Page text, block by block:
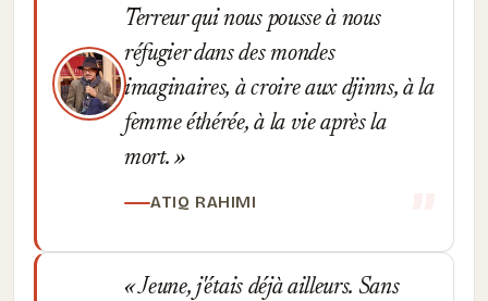
Terreur qui nous pousse à nous
réfugier dans des mondes
imaginaires, à croire aux djinns, à la
femme éthérée, à la vie après la
mort.
ATIQ RAHIMI
Jeune, j'étais déjà ailleurs. Sans